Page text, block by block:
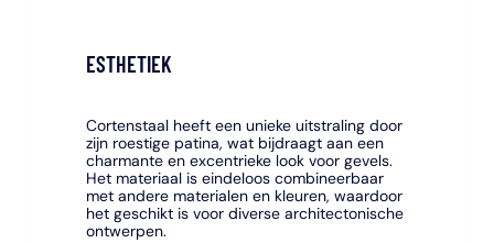
ESTHETIEK
Cortenstaal heeft een unieke uitstraling door
zijn roestige patina, wat bijdraagt aan een
charmante en excentrieke look voor gevels.
Het materiaal is eindeloos combineerbaar
met andere materialen en kleuren, waardoor
het geschikt is voor diverse architectonische
ontwerpen.